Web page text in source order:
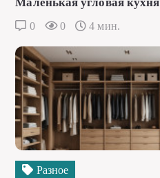
0 0 4 мин.
Разное